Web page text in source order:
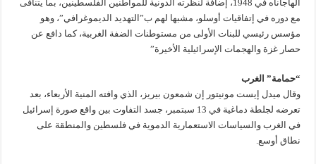
الهاجاناه في 1948، إضافة لنظرته الدونية للمواطنين الفلسطينين، بما يتنافى
مع دوره في إتفاقيات أوسلو، مشبها لهم ب”التهديد الديموغرافي”، وهو
مؤسس رئيسي للبنات الأولى من مستوطنات الضفة الغربية، كما دافع عن
حصار غزة والهجمات الإسرائيلية الأخيرة”
“حمامة” الغرب
وقال ميدل إيست مونيتور إن شمعون بيريز، الذي وافته المنية الأربعاء، بعد
تعرضه لجلطة دماغية في 13 سبتمبر، جسد التفاوت بين واقع صورة إسرائيل
في الغرب والسياسات الاستعمارية الدموية في فلسطين والمنطقة على
نطاق أوسع.